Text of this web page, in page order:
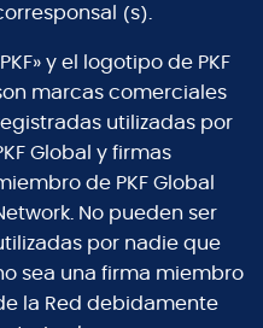
(s).
y el logotipo de PKF
marcas comerciales
utilizadas por
Global y firmas
de PKF Global
No pueden ser
por nadie que
sea una firma miembro
la Red debidamente